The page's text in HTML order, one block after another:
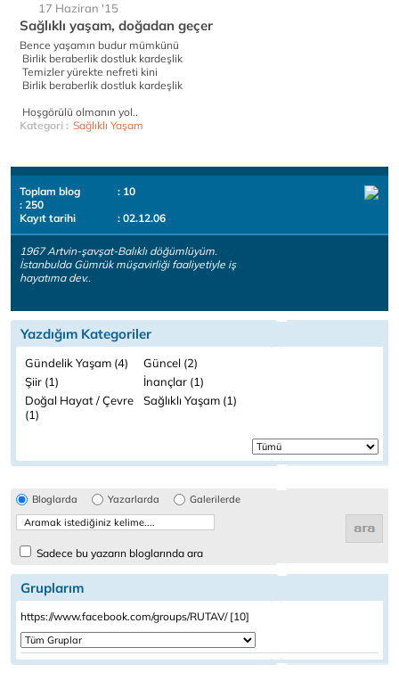
17 Haziran '15
Sağlıklı yaşam, doğadan geçer
Bence yaşamın budur mümkünü
Birlik beraberlik dostluk kardeşlik
Temizler yürekte nefreti kini
Birlik beraberlik dostluk kardeşlik
Hoşgörülü olmanın yol..
Kategori : Sağlıklı Yaşam
Toplam blog
: 10
: 250
Kayıt tarihi
: 02.12.06
1967 Artvin-şavşat-Balıklı döğümlüyüm.
İstanbulda Gümrük müşavirliği faaliyetiyle iş
hayatıma dev..
Yazdığım Kategoriler
Gündelik Yaşam (4)
Güncel (2)
Şiir (1)
İnançlar (1)
Doğal Hayat / Çevre
(1)
Sağlıklı Yaşam (1)
Bloglarda Yazarlarda Galerilerde
Sadece bu yazarın bloglarında ara
Gruplarım
https://www.facebook.com/groups/RUTAV/ [10]